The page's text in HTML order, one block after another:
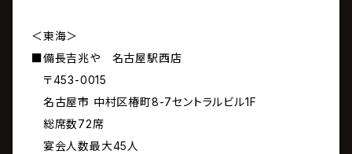
＜東海＞
■備長吉兆や 名古屋駅西店
〒453-0015
名古屋市 中村区椿町8-7セントラルビル1F
総席数72席
宴会人数最大45人